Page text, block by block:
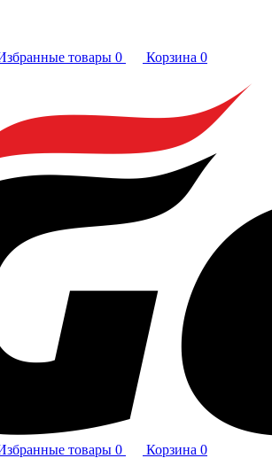
товары 0 Корзина 0
товары 0 Корзина 0